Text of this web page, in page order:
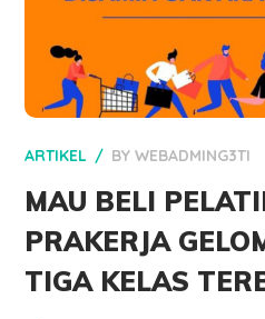
ARTIKEL BYWEBADMING3TI
MAU BELI
PRAKERJA
TIGA KELAS